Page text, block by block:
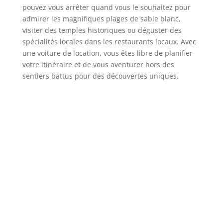
pouvez vous arrêter quand vous le souhaitez pour
admirer les magnifiques plages de sable blanc,
visiter des temples historiques ou déguster des
spécialités locales dans les restaurants locaux. Avec
une voiture de location, vous êtes libre de planifier
votre itinéraire et de vous aventurer hors des
sentiers battus pour des découvertes uniques.